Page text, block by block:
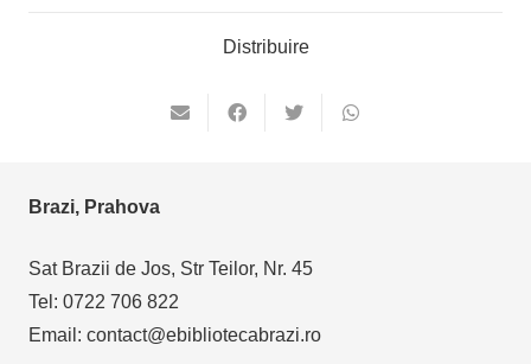
Distribuire
Brazi, Prahova
Sat Brazii de Jos, Str Teilor, Nr. 45
Tel: 0722 706 822
Email: contact@ebibliotecabrazi.ro